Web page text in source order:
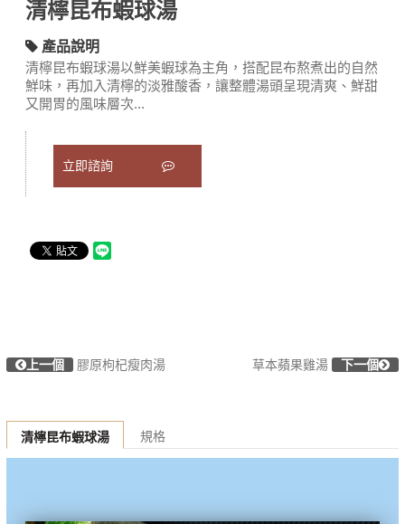
清檸昆布蝦球湯
產品說明
清檸昆布蝦球湯以鮮美蝦球為主角，搭配昆布熬煮出的自然
鮮味，再加入清檸的淡雅酸香，讓整體湯頭呈現清爽、鮮甜
又開胃的風味層次...
立即諮詢
上一個 膠原枸杞瘦肉湯 草本蘋果雞湯 下一個
清檸昆布蝦球湯 規格